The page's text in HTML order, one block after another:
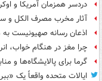
دردسر همزمان آمریکا و
آثار مخرب مصرف الکل و
اذعان رسانه صهیونیست
چرا مغز در هنگام خواب،
گرما برای پالایشگاه‌ها و
ایالات متحده واقعاً یک